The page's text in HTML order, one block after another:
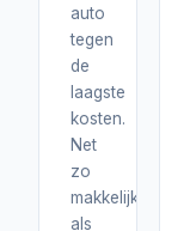
auto
tegen
de
laagste
kosten.
Net
zo
makkelijk
als